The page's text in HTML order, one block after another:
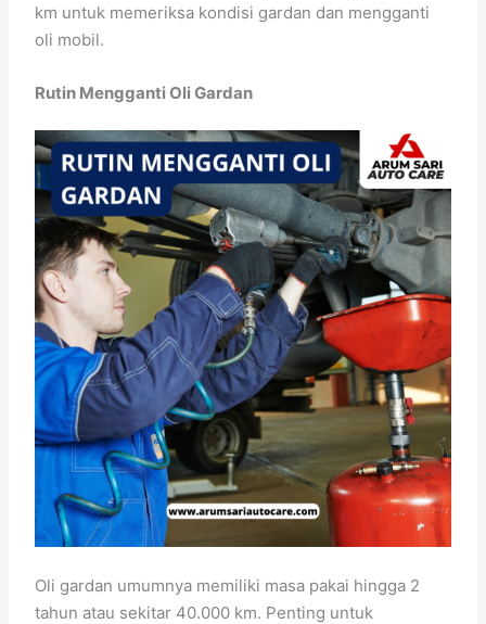
km untuk memeriksa kondisi gardan dan mengganti
oli mobil.
Rutin Mengganti Oli Gardan
Oli gardan umumnya memiliki masa pakai hingga 2
tahun atau sekitar 40.000 km. Penting untuk